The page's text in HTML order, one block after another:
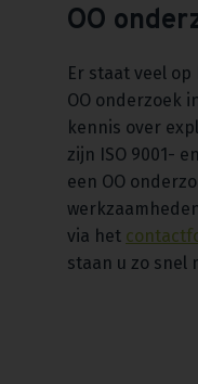
OO
Er staat veel
OO onderzoek
kennis over
zijn ISO 9001-
een OO
via het
staan u zo snel